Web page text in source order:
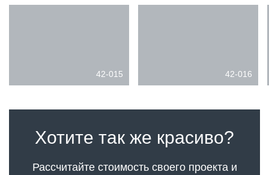
42-015 42-016
Хотите так же красиво?
Рассчитайте стоимость своего проектаи